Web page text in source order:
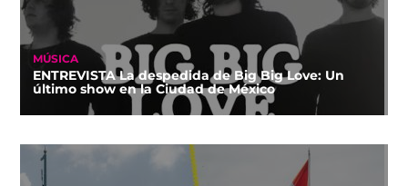
MÚSICA
ENTREVISTA La despedida de Big Big Love: Un
último show en la Ciudad de México